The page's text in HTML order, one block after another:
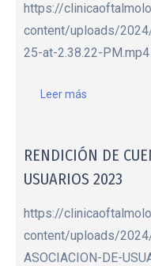
https://
content/uploads/
25-at-2.38.22-PM.mp4
Leer más
RENDICIÓN DE
USUARIOS 2023
https://
content/uploads/
ASOCIACION-DE-